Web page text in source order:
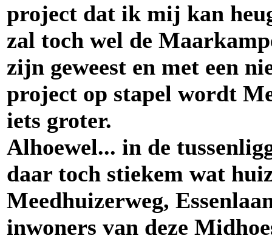
project dat ik mij kan
zal toch wel de
zijn geweest en met een
project op stapel wordt
iets groter.
Alhoewel... in de
daar toch stiekem wat
Meedhuizerweg,
inwoners van deze